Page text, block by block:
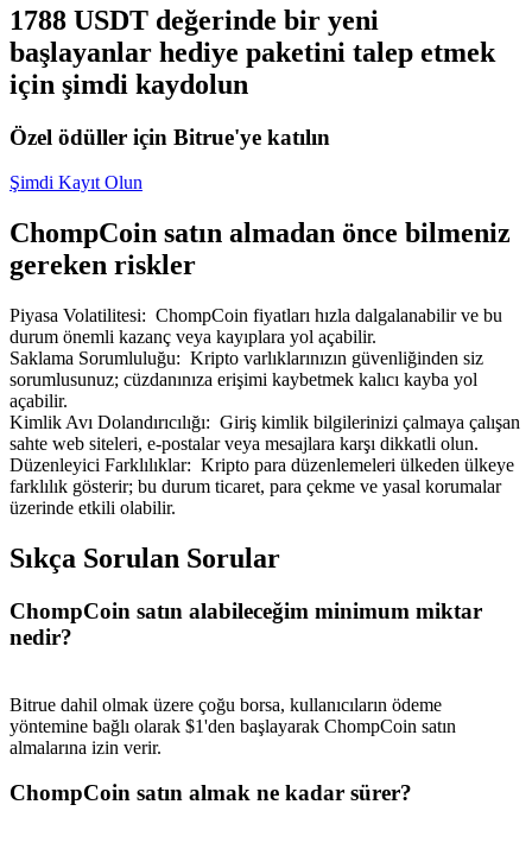
Bitrue İş Ortağı
Kullanıcı başına %65'e kadar komisyon!
Yönlendirme
Arkadaşını davet et, nakit ödüller kazan
BTC Welcome Rewards
1788 USDT değerinde bir yeni
başlayanlar hediye paketini talep etmek
için şimdi kaydolun
Özel ödüller için Bitrue'ye katılın
Şimdi Kayıt Olun
ChompCoin satın almadan önce bilmeniz
gereken riskler
Piyasa Volatilitesi: ChompCoin fiyatları hızla dalgalanabilir ve bu
durum önemli kazanç veya kayıplara yol açabilir.
Saklama Sorumluluğu: Kripto varlıklarınızın güvenliğinden siz
sorumlusunuz; cüzdanınıza erişimi kaybetmek kalıcı kayba yol
açabilir.
Kimlik Avı Dolandırıcılığı: Giriş kimlik bilgilerinizi çalmaya çalışan
sahte web siteleri, e-postalar veya mesajlara karşı dikkatli olun.
Düzenleyici Farklılıklar: Kripto para düzenlemeleri ülkeden ülkeye
farklılık gösterir; bu durum ticaret, para çekme ve yasal korumalar
üzerinde etkili olabilir.
Sıkça Sorulan Sorular
ChompCoin satın alabileceğim minimum miktar
nedir?
Bitrue dahil olmak üzere çoğu borsa, kullanıcıların ödeme
yöntemine bağlı olarak $1'den başlayarak ChompCoin satın
almalarına izin verir.
ChompCoin satın almak ne kadar sürer?